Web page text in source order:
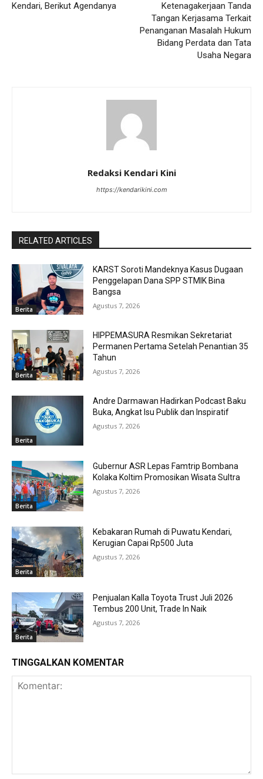
Kendari, Berikut Agendanya
Ketenagakerjaan Tanda
Tangan Kerjasama Terkait
Penanganan Masalah Hukum
Bidang Perdata dan Tata
Usaha Negara
Redaksi Kendari Kini
https://kendarikini.com
RELATED ARTICLES
Berita
KARST Soroti Mandeknya Kasus Dugaan
Penggelapan Dana SPP STMIK Bina
Bangsa
Agustus 7, 2026
Berita
HIPPEMASURA Resmikan Sekretariat
Permanen Pertama Setelah Penantian 35
Tahun
Agustus 7, 2026
Berita
Andre Darmawan Hadirkan Podcast Baku
Buka, Angkat Isu Publik dan Inspiratif
Agustus 7, 2026
Berita
Gubernur ASR Lepas Famtrip Bombana
Kolaka Koltim Promosikan Wisata Sultra
Agustus 7, 2026
Berita
Kebakaran Rumah di Puwatu Kendari,
Kerugian Capai Rp500 Juta
Agustus 7, 2026
Berita
Penjualan Kalla Toyota Trust Juli 2026
Tembus 200 Unit, Trade In Naik
Agustus 7, 2026
TINGGALKAN KOMENTAR